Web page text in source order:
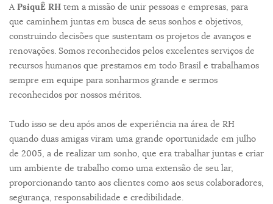
A PsiquÊ RH tem a missão de unir pessoas e empresas, para
que caminhem juntas em busca de seus sonhos e objetivos,
construindo decisões que sustentam os projetos de avanços e
renovações. Somos reconhecidos pelos excelentes serviços de
recursos humanos que prestamos em todo Brasil e trabalhamos
sempre em equipe para sonharmos grande e sermos
reconhecidos por nossos méritos.
Tudo isso se deu após anos de experiência na área de RH
quando duas amigas viram uma grande oportunidade em julho
de 2005, a de realizar um sonho, que era trabalhar juntas e criar
um ambiente de trabalho como uma extensão de seu lar,
proporcionando tanto aos clientes como aos seus colaboradores,
segurança, responsabilidade e credibilidade.